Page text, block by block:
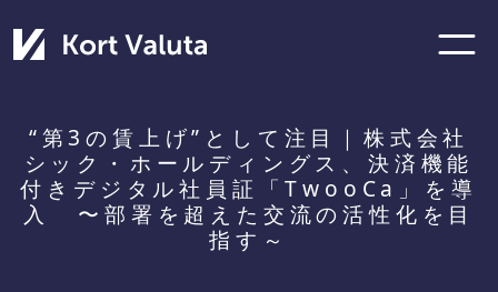
“第3の賃上げ”として注目｜株式会社
シック・ホールディングス、決済機能
付きデジタル社員証「TwooCa」を導
入 〜部署を超えた交流の活性化を目
指す～